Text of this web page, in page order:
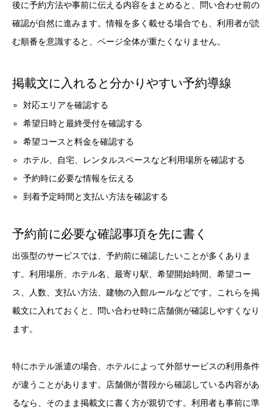
後に予約方法や事前に伝える内容をまとめると、問い合わせ前の
確認が自然に進みます。情報を多く載せる場合でも、利用者が読
む順番を意識すると、ページ全体が重たくなりません。
掲載文に入れると分かりやすい予約導線
対応エリアを確認する
希望日時と最終受付を確認する
希望コースと料金を確認する
ホテル、自宅、レンタルスペースなど利用場所を確認する
予約時に必要な情報を伝える
到着予定時間と支払い方法を確認する
予約前に必要な確認事項を先に書く
出張型のサービスでは、予約前に確認したいことが多くありま
す。利用場所、ホテル名、最寄り駅、希望開始時間、希望コー
ス、人数、支払い方法、建物の入館ルールなどです。これらを掲
載文に入れておくと、問い合わせ時に店舗側が確認しやすくなり
ます。
特にホテル派遣の場合、ホテルによって外部サービスの利用条件
が違うことがあります。店舗側が普段から確認している内容があ
るなら、そのまま掲載文に書く方が親切です。利用者も事前に準